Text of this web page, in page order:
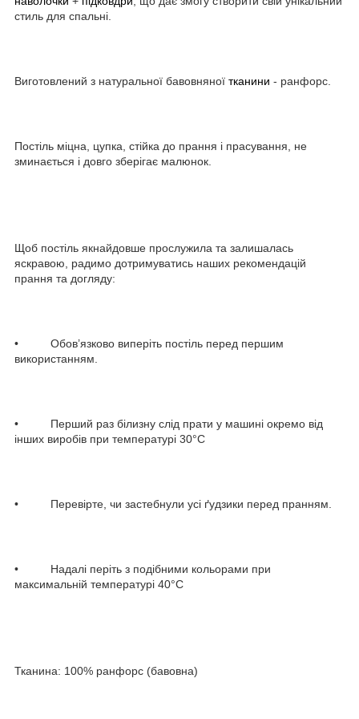
стиль для спальні.
Виготовлений з натуральної бавовняної тканини - ранфорс.
Постіль міцна, цупка, стійка до прання і прасування, не
зминається і довго зберігає малюнок.
Щоб постіль якнайдовше прослужила та залишалась
яскравою, радимо дотримуватись наших рекомендацій
прання та догляду:
• Обов’язково виперіть постіль перед першим
використанням.
• Перший раз білизну слід прати у машині окремо від
інших виробів при температурі 30°С
• Перевірте, чи застебнули усі ґудзики перед пранням.
• Надалі періть з подібними кольорами при
максимальній температурі 40°С
Тканина: 100% ранфорс (бавовна)